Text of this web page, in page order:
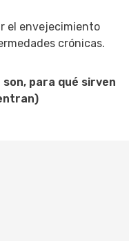
el envejecimiento
crónicas.
para qué sirven